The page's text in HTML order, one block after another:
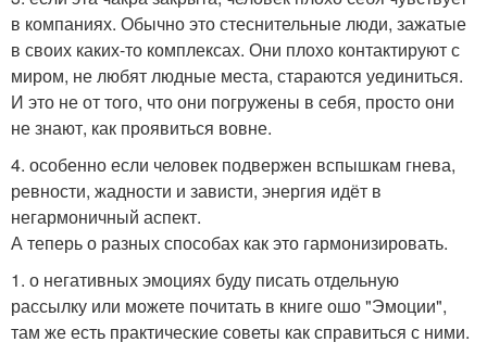
в компаниях. Обычно это стеснительные люди, зажатые
в своих каких-то комплексах. Они плохо контактируют с
миром, не любят людные места, стараются уединиться.
И это не от того, что они погружены в себя, просто они
не знают, как проявиться вовне.
4. особенно если человек подвержен вспышкам гнева,
ревности, жадности и зависти, энергия идёт в
негармоничный аспект.
А теперь о разных способах как это гармонизировать.
1. о негативных эмоциях буду писать отдельную
рассылку или можете почитать в книге ошо "Эмоции",
там же есть практические советы как справиться с ними.